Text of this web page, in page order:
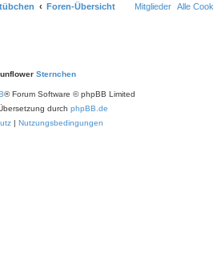
Foren-Übersicht Alle
Mitglieder
Sternchen
® Forum Software © phpBB Limited
durch phpBB.de
| Nutzungsbedingungen